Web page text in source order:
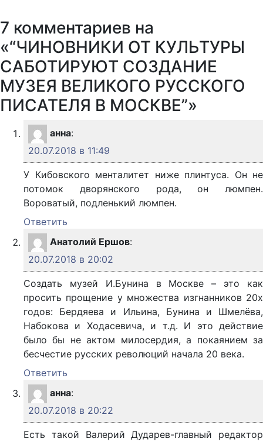
7 комментариев на
«“ЧИНОВНИКИ ОТ КУЛЬТУРЫ
САБОТИРУЮТ СОЗДАНИЕ
МУЗЕЯ ВЕЛИКОГО РУССКОГО
ПИСАТЕЛЯ В МОСКВЕ”»
анна:
20.07.2018 в 11:49
У Кибовского менталитет ниже плинтуса. Он не
потомок дворянского рода, он люмпен.
Вороватый, подленький люмпен.
Ответить
Анатолий Ершов:
20.07.2018 в 20:02
Создать музей И.Бунина в Москве – это как
просить прощение у множества изгнанников 20х
годов: Бердяева и Ильина, Бунина и Шмелёва,
Набокова и Ходасевича, и т.д. И это действие
было бы не актом милосердия, а покаянием за
бесчестие русских революций начала 20 века.
Ответить
анна:
20.07.2018 в 20:22
Есть такой Валерий Дударев-главный редактор